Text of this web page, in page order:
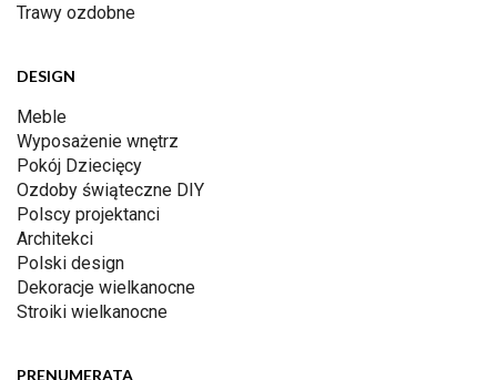
Trawy ozdobne
DESIGN
Meble
Wyposażenie wnętrz
Pokój Dziecięcy
Ozdoby świąteczne DIY
Polscy projektanci
Architekci
Polski design
Dekoracje wielkanocne
Stroiki wielkanocne
PRENUMERATA